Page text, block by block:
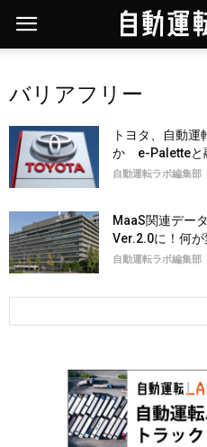
バリアフリー
トヨタ、自動
か e-Paletteと
自動運転ラボ編集部
MaaS関連デー
Ver.2.0に！何
自動運転ラボ編集部